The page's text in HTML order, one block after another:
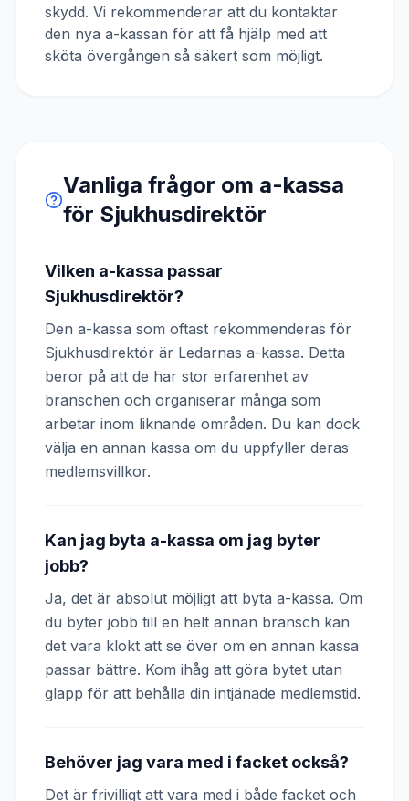
skydd. Vi rekommenderar att du kontaktar
den nya a-kassan för att få hjälp med att
sköta övergången så säkert som möjligt.
Vanliga frågor om a-kassa
för Sjukhusdirektör
Vilken a-kassa passar
Sjukhusdirektör?
Den a-kassa som oftast rekommenderas för
Sjukhusdirektör är Ledarnas a-kassa. Detta
beror på att de har stor erfarenhet av
branschen och organiserar många som
arbetar inom liknande områden. Du kan dock
välja en annan kassa om du uppfyller deras
medlemsvillkor.
Kan jag byta a-kassa om jag byter
jobb?
Ja, det är absolut möjligt att byta a-kassa. Om
du byter jobb till en helt annan bransch kan
det vara klokt att se över om en annan kassa
passar bättre. Kom ihåg att göra bytet utan
glapp för att behålla din intjänade medlemstid.
Behöver jag vara med i facket också?
Det är frivilligt att vara med i både facket och